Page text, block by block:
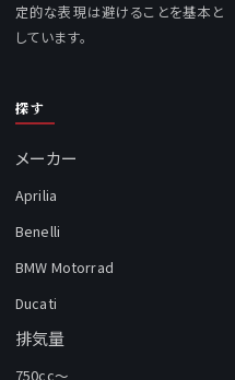
定的な表現は避けることを基本と
しています。
探す
メーカー
Aprilia
Benelli
BMW Motorrad
Ducati
排気量
750cc～